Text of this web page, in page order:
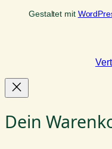
Gestaltet mit
Dein